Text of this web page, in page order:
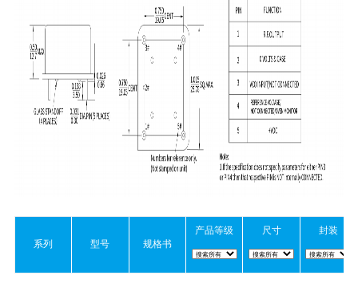
系列 型号 规格书
产品等级 尺寸 封装